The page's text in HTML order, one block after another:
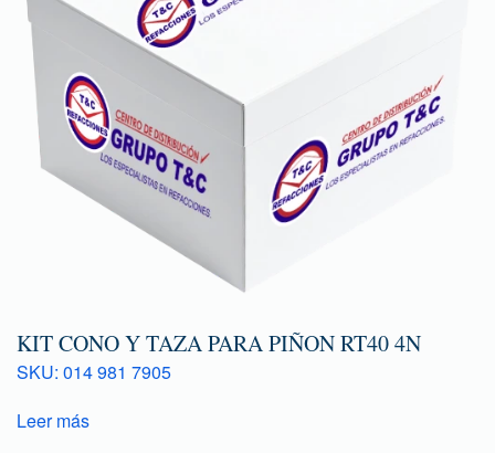
KIT CONO Y TAZA PARA PIÑON RT40 4N
SKU: 014 981 7905
Leer más